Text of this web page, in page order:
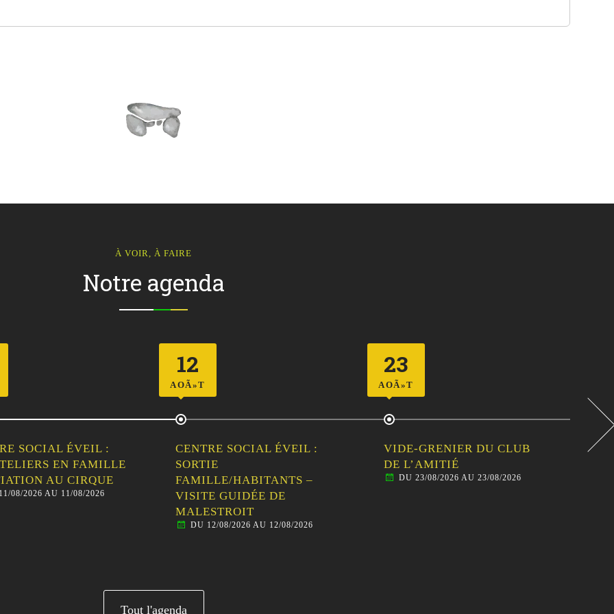
À VOIR, À FAIRE
Notre agenda
SOCIAL ÉVEIL :
EN FAMILLE
AU CIRQUE
08/2026 AU 11/08/2026
12
AOÃ»T
CENTRE SOCIAL ÉVEIL :
SORTIE
FAMILLE/HABITANTS –
VISITE GUIDÉE DE
MALESTROIT
DU 12/08/2026 AU 12/08/2026
23
AOÃ»T
VIDE-GRENIER DU CLUB
DE L’AMITIÉ
DU 23/08/2026 AU 23/08/2026
Tout l'agenda